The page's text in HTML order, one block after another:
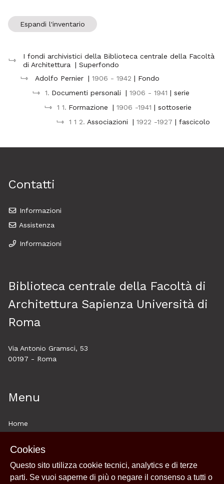
Espandi l'inventario
I fondi archivistici della Biblioteca centrale della Facoltà
di Architettura
| Superfondo
Adolfo Pernier | 1906 - 1942 | Fondo
1. Documenti personali | 1906 - 1941 | serie
1 1. Formazione | 1906 -1941 | sottoserie
1 1 2. Associazioni | 1922 -1927 | fascicolo
Contatti
Informazioni
Assistenza
Informazioni
Biblioteca centrale della Facoltà di
Architettura Sapienza Università di
Roma
Via Antonio Gramsci, 53
00197 - Roma
Menu
Home
Esplora
Historytelling
Cookie policy e utilizzo
Cookies
Questo sito utilizza cookie tecnici, analytics e di terze
parti. Se vuoi saperne di più o negare il consenso a tutti o